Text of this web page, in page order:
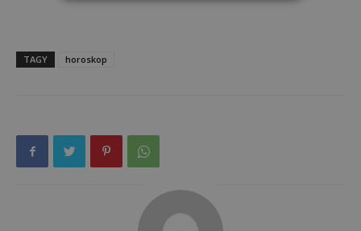
TAGY horoskop